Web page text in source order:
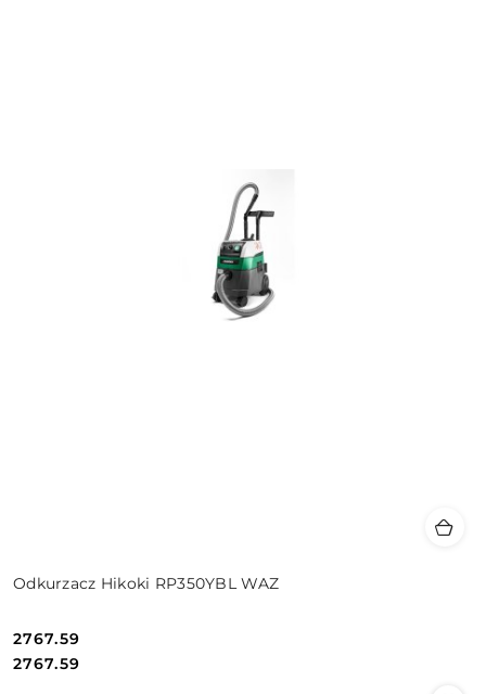
Odkurzacz Hikoki RP350YBL WAZ
Cena:
2767.59
Cena:
2767.59